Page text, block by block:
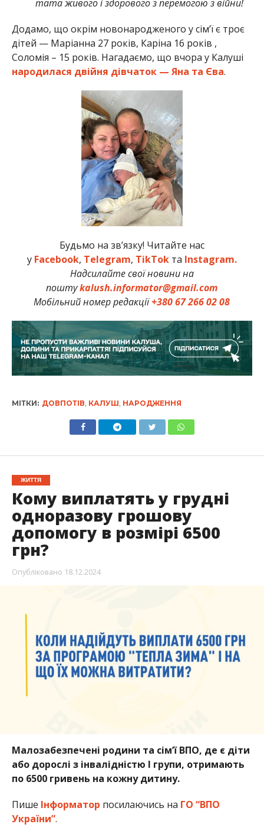
тата живого і здорового з перемогою з війни!
Додамо, що окрім новонародженого у сім’ї є троє
дітей — Маріанна 27 років, Каріна 16 років ,
Соломія – 15 років. Нагадаємо, що вчора у Калуші
народилася двійня дівчаток — Яна та Єва.
Будьмо на зв’язку! Читайте нас
у Facebook, Telegram, TikTokта Instagram.
Надсилайте свої новини на
поштуkalush.informator@gmail.com
Мобільний номер редакції+380 67 266 02 08
МІТКИ: ДОВПОТІВ, КАЛУШ, НАРОДЖЕННЯ
ЖИТТЯ
Кому виплатять у грудні
одноразову грошову
допомогу в розмірі 6500
грн?
Опубліковано 18.12.2024
Малозабезпечені родини та сім’ї ВПО, де є діти
або дорослі з інвалідністю I групи, отримають
по 6500 гривень на кожну дитину.
Пише Інформатор посилаючись на ГО “ВПО
України”.